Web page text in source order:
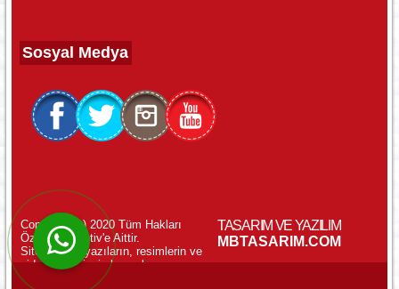
WhatsApp ile Online Destek!
Sosyal Medya
Copyright (c) 2020 Tüm Hakları
Özkar Otomotiv'e Aittir.
Sitemizdeki yazıların, resimlerin ve
videoların izinsiz kopyalanması
yasaktır.
TASARIM VE YAZILIM
MBTASARIM.COM